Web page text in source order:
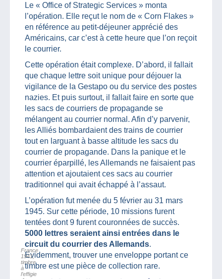
Le « Office of Strategic Services » monta
l’opération. Elle reçut le nom de « Corn Flakes »
en référence au petit-déjeuner apprécié des
Américains, car c’est à cette heure que l’on reçoit
le courrier.
Cette opération était complexe. D’abord, il fallait
que chaque lettre soit unique pour déjouer la
vigilance de la Gestapo ou du service des postes
nazies. Et puis surtout, il fallait faire en sorte que
les sacs de courriers de propagande se
mélangent au courrier normal. Afin d’y parvenir,
les Alliés bombardaient des trains de courrier
tout en larguant à basse altitude les sacs du
courrier de propagande. Dans la panique et le
courrier éparpillé, les Allemands ne faisaient pas
attention et ajoutaient ces sacs au courrier
traditionnel qui avait échappé à l’assaut.
L’opération fut menée du 5 février au 31 mars
1945. Sur cette période, 10 missions furent
tentées dont 9 furent couronnées de succès.
5000 lettres seraient ainsi entrées dans le
circuit du courrier des Allemands.
Evidemment, trouver une enveloppe portant ce
timbre est une pièce de collection rare.
France
1941,
timbre
à
l’effigie